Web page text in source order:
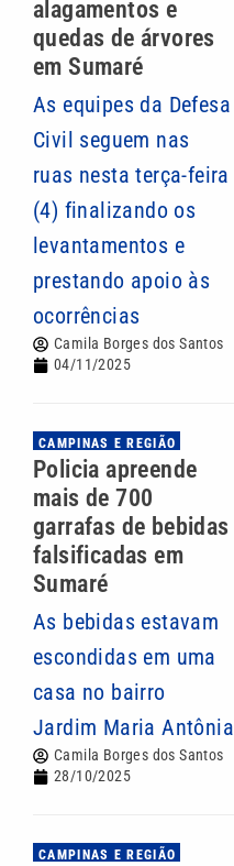
alagamentos e
quedas de árvores
em Sumaré
As equipes da Defesa
Civil seguem nas
ruas nesta terça-feira
(4) finalizando os
levantamentos e
prestando apoio às
ocorrências
Camila Borges dos Santos
04/11/2025
CAMPINAS E REGIÃO
Policia apreende
mais de 700
garrafas de bebidas
falsificadas em
Sumaré
As bebidas estavam
escondidas em uma
casa no bairro
Jardim Maria Antônia
Camila Borges dos Santos
28/10/2025
CAMPINAS E REGIÃO